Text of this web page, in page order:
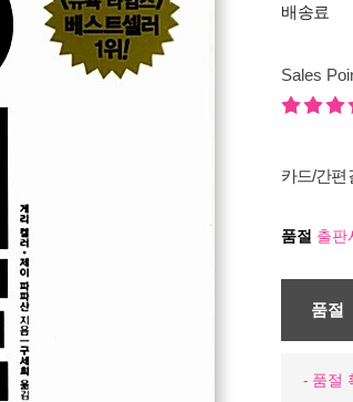
배송료
Sales
카드/간편
품절 출판
품절
- 품절